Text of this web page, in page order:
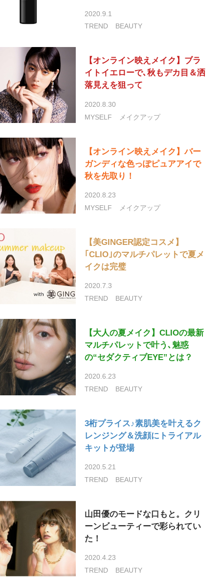
2020.9.1
TREND
BEAUTY
【オンライン映えメイク】ブラ
イトイエローで､秋もデカ目＆洒
落見えを狙って
2020.8.30
MYSELF
メイクアップ
【オンライン映えメイク】バー
ガンディな色っぽピュアアイで
秋を先取り！
2020.8.23
MYSELF
メイクアップ
【美GINGER認定コスメ】
｢CLIO｣のマルチパレットで夏メ
イクは完璧
2020.7.3
TREND
BEAUTY
【大人の夏メイク】CLIOの最新
マルチパレットで叶う､魅惑
の“セダクティブEYE”とは？
2020.6.23
TREND
BEAUTY
3桁プライス♪素肌美を叶えるク
レンジング＆洗顔にトライアル
キットが登場
2020.5.21
TREND
BEAUTY
山田優のモードな口もと。クリ
ーンビューティーで彩られてい
た！
2020.4.23
TREND
BEAUTY